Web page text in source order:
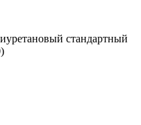
стандартный